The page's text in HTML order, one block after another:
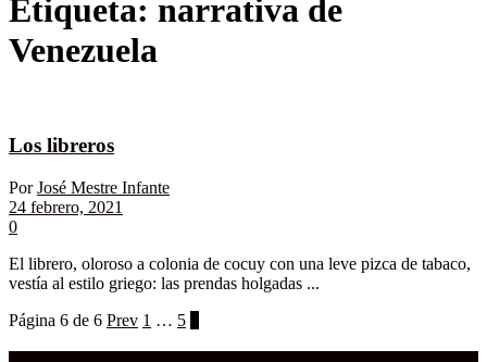
Etiqueta: narrativa de
Venezuela
Los libreros
Por José Mestre Infante
24 febrero, 2021
0
El librero, oloroso a colonia de cocuy con una leve pizca de tabaco,
vestía al estilo griego: las prendas holgadas ...
Página 6 de 6 Prev 1 … 5